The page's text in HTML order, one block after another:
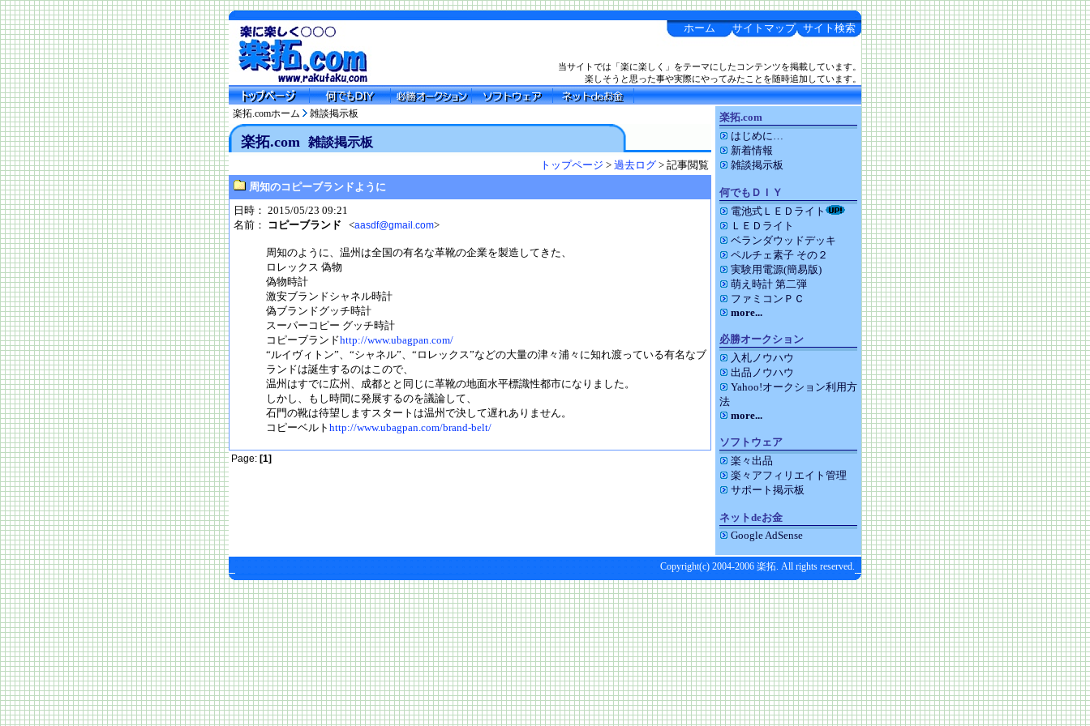
ホーム サイトマップ サイト検索
当サイトでは「楽に楽しく」をテーマにしたコンテンツを掲載しています。
楽しそうと思った事や実際にやってみたことを随時追加しています。
楽拓.comホーム 雑談掲示板
楽拓.com 雑談掲示板
トップページ > 過去ログ > 記事閲覧
周知のコピーブランドように
日時： 2015/05/23 09:21
名前：
コピーブランド <aasdf@gmail.com>
周知のように、温州は全国の有名な革靴の企業を製造してきた、
ロレックス 偽物
偽物時計
激安ブランドシャネル時計
偽ブランドグッチ時計
スーパーコピー グッチ時計
コピーブランドhttp://www.ubagpan.com/
“ルイヴィトン”、“シャネル”、“ロレックス”などの大量の津々浦々に知れ渡っている有名なブ
ランドは誕生するのはこので、
温州はすでに広州、成都とと同じに革靴の地面水平標識性都市になりました。
しかし、もし時間に発展するのを議論して、
石門の靴は待望しますスタートは温州で決して遅れありません。
コピーベルト http://www.ubagpan.com/brand-belt/
Page: [1]
楽拓.com
はじめに…
新着情報
雑談掲示板
何でもＤＩＹ
電池式ＬＥＤライト
ＬＥＤライト
ベランダウッドデッキ
ペルチェ素子 その２
実験用電源(簡易版)
萌え時計 第二弾
ファミコンＰＣ
more...
必勝オークション
入札ノウハウ
出品ノウハウ
Yahoo!オークション利用方
法
more...
ソフトウェア
楽々出品
楽々アフィリエイト管理
サポート掲示板
ネットdeお金
Google AdSense
Copyright(c) 2004-2006 楽拓. All rights reserved.